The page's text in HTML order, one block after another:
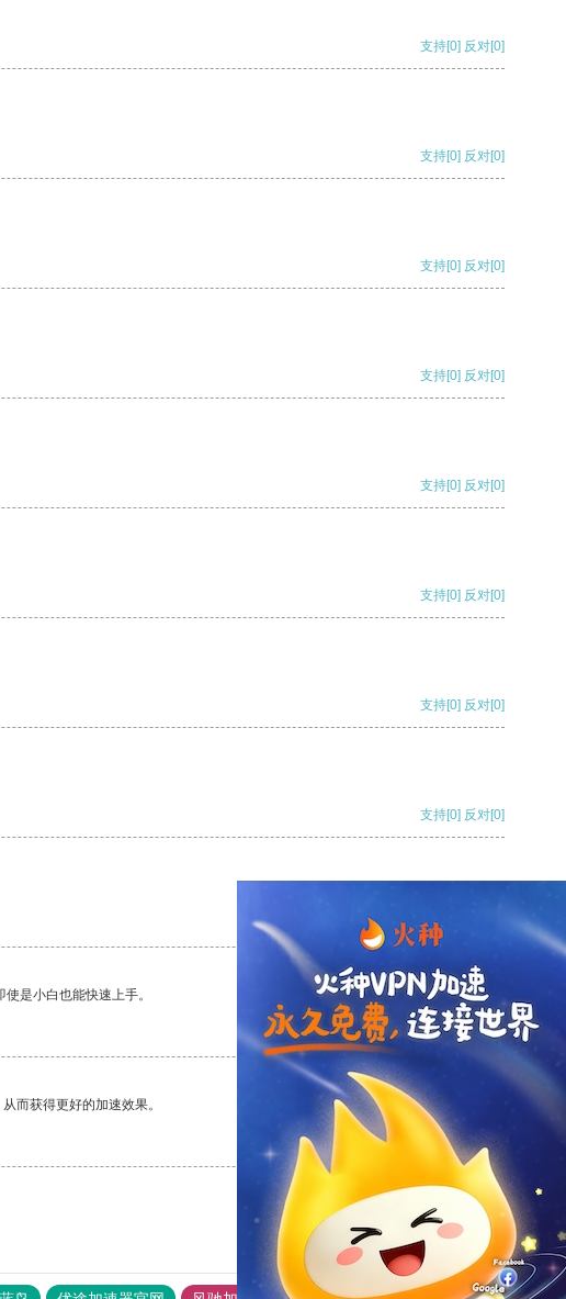
支持[0] 反对[0]
支持[0] 反对[0]
支持[0] 反对[0]
支持[0] 反对[0]
支持[0] 反对[0]
支持[0] 反对[0]
支持[0] 反对[0]
支持[0] 反对[0]
支持
是小白也能快速上手。
支持[0] 反对[0]
而获得更好的加速效果。
支持[0] 反对[0]